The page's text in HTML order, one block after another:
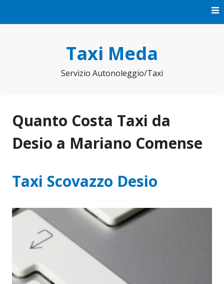
Taxi Meda
Servizio Autonoleggio/Taxi
Quanto Costa Taxi da
Desio a Mariano Comense
Taxi Scovazzo Desio